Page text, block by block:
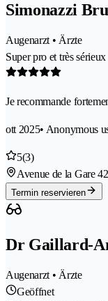
Simonazzi
Augenarzt • Ärzte
Super pro et très sérieux
Je recommande
ott 2025• Anonymous
5(3)
Avenue de la Gare 42
Termin reservieren
Dr Gaillard-
Augenarzt • Ärzte
Geöffnet